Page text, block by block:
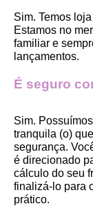
Sim. Temos
Estamos no
familiar e
lançamentos.
É seguro
Sim.
tranquila (o)
segurança.
é direcionado
cálculo do seu
finalizá-lo para
prático.